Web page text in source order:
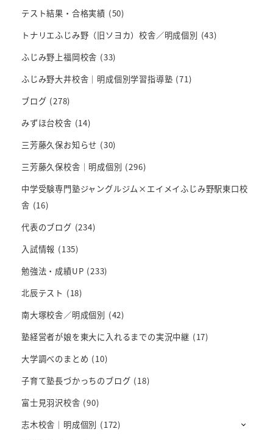
テスト結果・合格実績 (50)
トナリエふじみ野（旧ソヨカ）校舎／明成個別 (43)
ふじみ野上福岡校舎 (33)
ふじみ野大井校舎｜明成個別学習指導塾 (71)
ブログ (278)
みずほ台校舎 (14)
三芳藤久保お知らせ (30)
三芳藤久保校舎｜明成個別 (296)
中学受験専門塾ジャングルジム×エイメイふじみ野駅東口校
舎 (16)
代表のブログ (234)
入試情報 (135)
勉強法・成績UP (233)
北辰テスト (18)
南大塚校舎／明成個別 (42)
塾経営者が娘を東大に入れるまでの実況中継 (17)
大学調べのまとめ (10)
子育て塾長づかっちのブログ (18)
富士見羽沢校舎 (90)
志木校舎｜明成個別 (172)